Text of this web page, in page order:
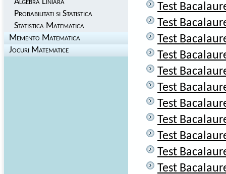
Probabilitati si Statistica
Statistica Matematica
Memento Matematica
Jocuri Matematice
Test
Test
Test
Test
Test
Test
Test
Test
Test
Test
Test